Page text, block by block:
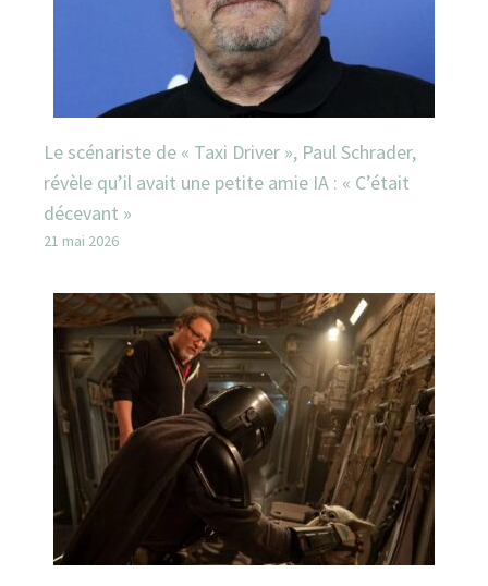
Le scénariste de « Taxi Driver », Paul Schrader,
révèle qu’il avait une petite amie IA : « C’était
décevant »
21 mai 2026